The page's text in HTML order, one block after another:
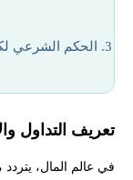
الحكم الشرعي
تعريف التداول
في عالم المال،